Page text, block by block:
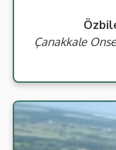
Çanakkale